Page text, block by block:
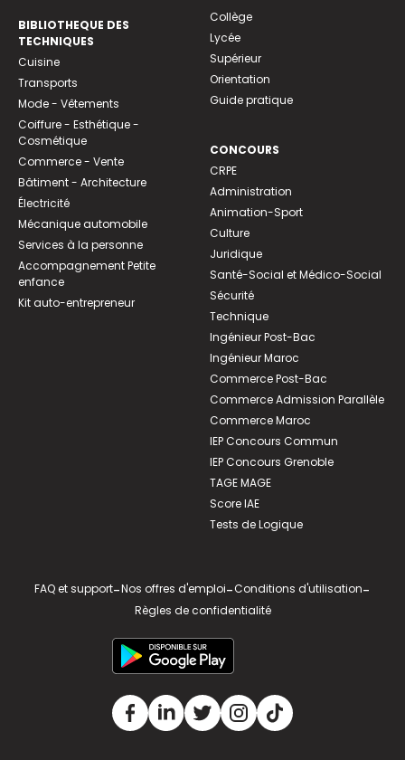
BIBLIOTHEQUE DES
TECHNIQUES
Cuisine
Transports
Mode - Vêtements
Coiffure - Esthétique -
Cosmétique
Commerce - Vente
Bâtiment - Architecture
Électricité
Mécanique automobile
Services à la personne
Accompagnement Petite
enfance
Kit auto-entrepreneur
Collège
Lycée
Supérieur
Orientation
Guide pratique
CONCOURS
CRPE
Administration
Animation-Sport
Culture
Juridique
Santé-Social et Médico-Social
Sécurité
Technique
Ingénieur Post-Bac
Ingénieur Maroc
Commerce Post-Bac
Commerce Admission Parallèle
Commerce Maroc
IEP Concours Commun
IEP Concours Grenoble
TAGE MAGE
Score IAE
Tests de Logique
FAQ et support-Nos offres d'emploi-Conditions d'utilisation-
Règles de confidentialité